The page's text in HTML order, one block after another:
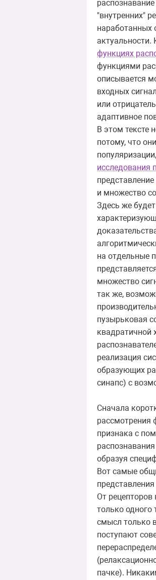
"внутренних"
наработанных
актуальности.
функциях
функциями
описывается
входных
или
адаптивное
В этом тексте
потому, что
исследования
представление
и множество
Здесь же
на отдельные
множество
так же,
пузырьковая
квадратичной
реализация
образующих
синапс) с
Сначала
рассмотрения
признака с
образуя
Вот самые
От рецепторов
только одного
смысл только
поступают
пачке).